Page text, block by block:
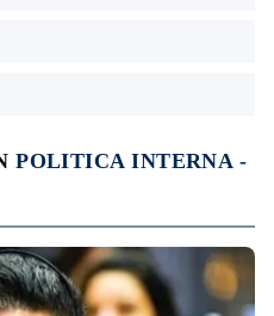
POLITICA INTERNA -